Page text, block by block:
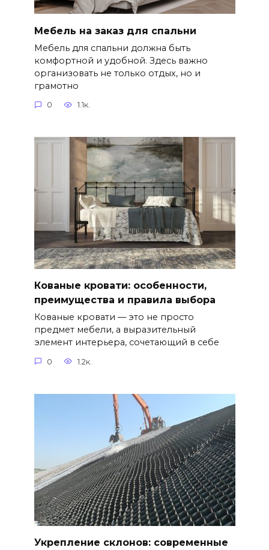
Мебель на заказ для спальни
Мебель для спальни должна быть
комфортной и удобной. Здесь важно
организовать не только отдых, но и
грамотно
0 1.1к.
Кованые кровати: особенности,
преимущества и правила выбора
Кованые кровати — это не просто
предмет мебели, а выразительный
элемент интерьера, сочетающий в себе
0 1.2к.
Укрепление склонов: современные